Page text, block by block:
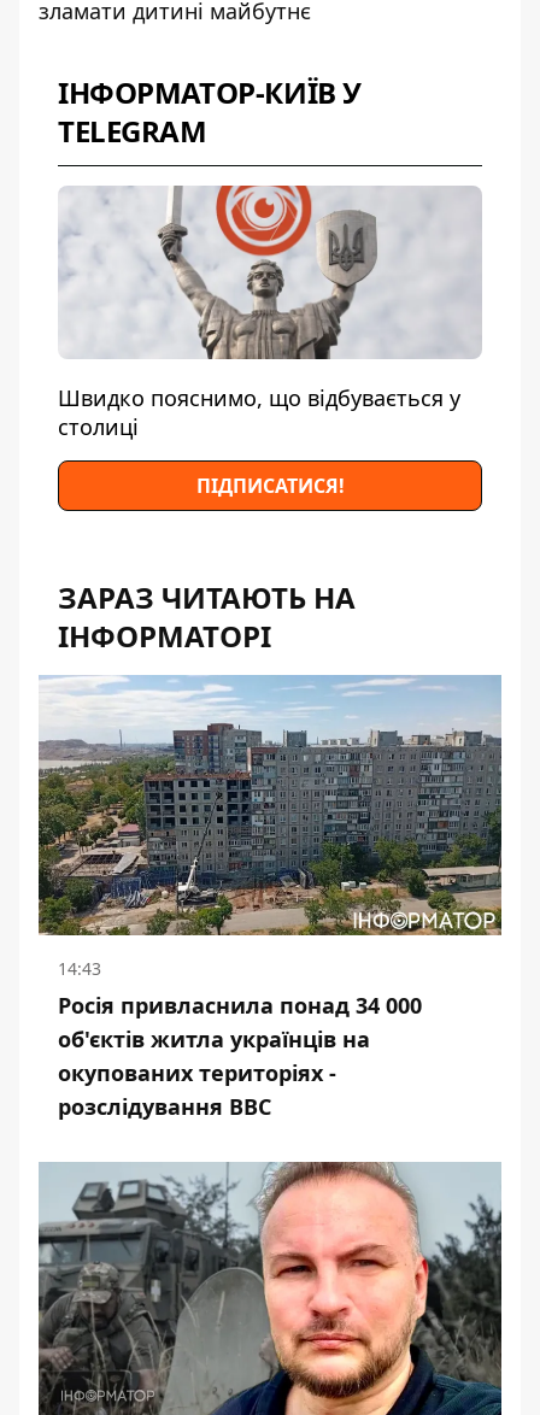
зламати дитині майбутнє
ІНФОРМАТОР-КИЇВ У
TELEGRAM
Швидко пояснимо, що відбувається у
столиці
ПІДПИСАТИСЯ!
ЗАРАЗ ЧИТАЮТЬ НА
ІНФОРМАТОРІ
14:43
Росія привласнила понад 34 000
об'єктів житла українців на
окупованих територіях -
розслідування BBC